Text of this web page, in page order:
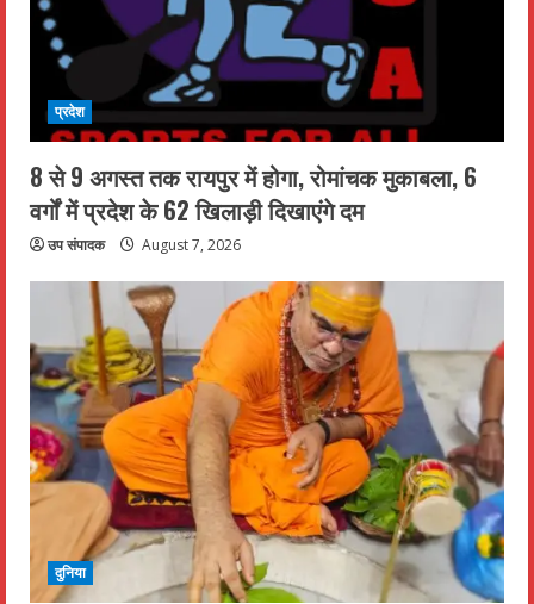
प्रदेश
8 से 9 अगस्त तक रायपुर में होगा, रोमांचक मुकाबला, 6
वर्गों में प्रदेश के 62 खिलाड़ी दिखाएंगे दम
उप संपादक August 7, 2026
दुनिया